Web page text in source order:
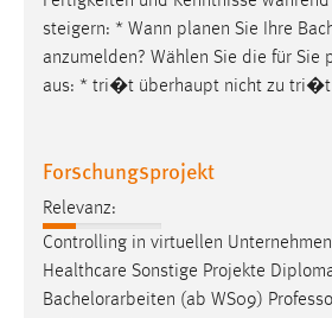
steigern: * Wann planen Sie Ihre
anzumelden? Wählen Sie die für Sie
aus: * tri�t überhaupt nicht zu tri�t
Forschungsprojekt
Relevanz:
Controlling in virtuellen
Healthcare Sonstige Projekte
Bachelorarbeiten (ab WS09)